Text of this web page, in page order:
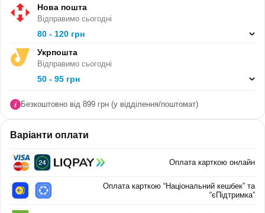
В ПАЧЦІ (ШТ):
Нова пошта
Відправимо сьогодні
80 - 120 грн
Укрпошта
Відправимо сьогодні
50 - 95 грн
Безкоштовно від 899 грн (у відділення/поштомат)
Варіанти оплати
Оплата карткою онлайн
Оплата карткою “Національний кешбек” та
“єПідтримка”